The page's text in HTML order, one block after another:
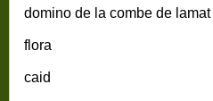
domino de la combe de lamat
flora
caid